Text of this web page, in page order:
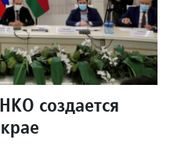
создается